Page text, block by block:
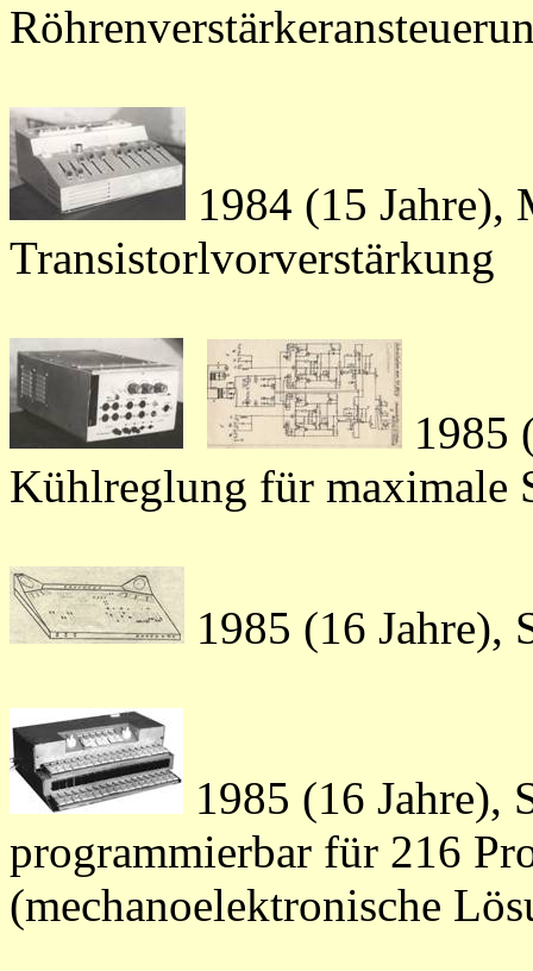
1984 (15 Jahre),
Transistorlvorverstärkung
1985
Kühlreglung für maximale
1985 (16 Jahre),
1985 (16 Jahre),
programmierbar für 216
(mechanoelektronische